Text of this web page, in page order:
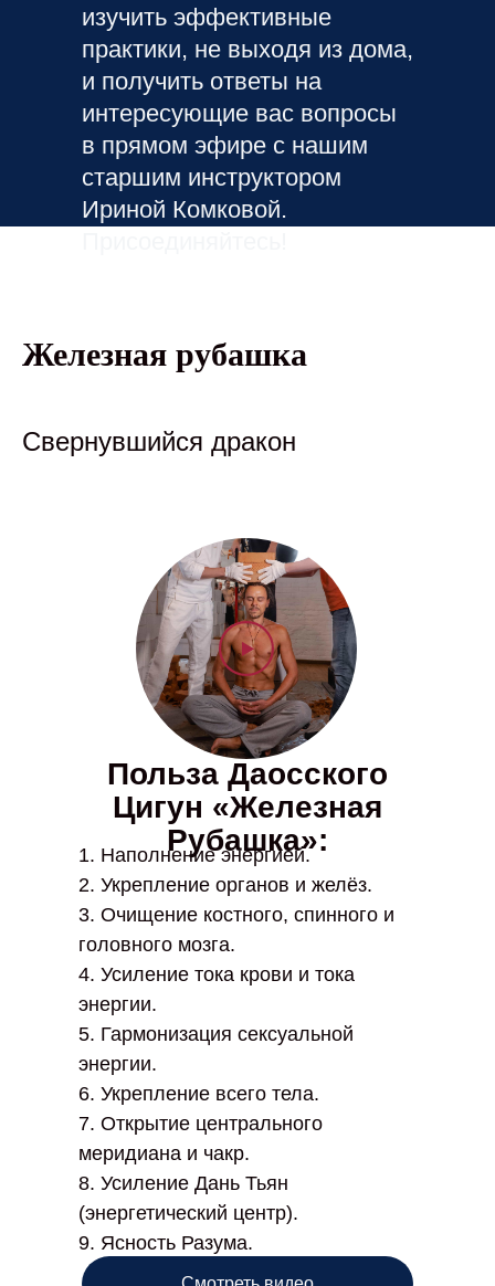
изучить эффективные
практики, не выходя из дома,
и получить ответы на
интересующие вас вопросы
в прямом эфире с нашим
старшим инструктором
Ириной Комковой.
Железная рубашка
Свернувшийся дракон
Польза Даосского
Цигун «Железная
Рубашка»:
1. Наполнение энергией.
2. Укрепление органов и желёз.
3. Очищение костного, спинного и
головного мозга.
4. Усиление тока крови и тока
энергии.
5. Гармонизация сексуальной
энергии.
6. Укрепление всего тела.
7. Открытие центрального
меридиана и чакр.
8. Усиление Дань Тьян
(энергетический центр).
9. Ясность Разума.